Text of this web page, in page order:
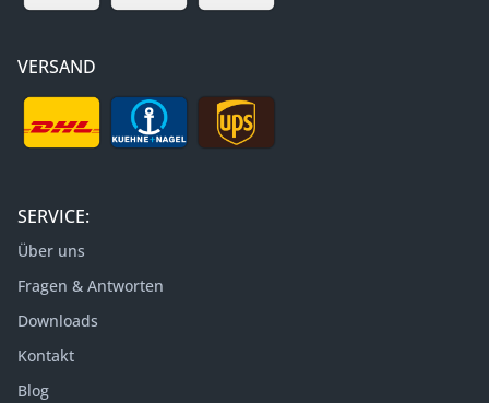
VERSAND
SERVICE:
Über uns
Fragen & Antworten
Downloads
Kontakt
Blog